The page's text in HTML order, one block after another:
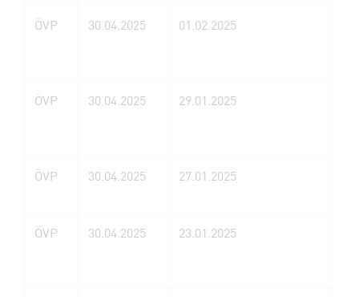
ÖVP 30.04.2025 01.02.2025
ÖVP 30.04.2025 29.01.2025
ÖVP 30.04.2025 27.01.2025
ÖVP
30.04.2025 23.01.2025